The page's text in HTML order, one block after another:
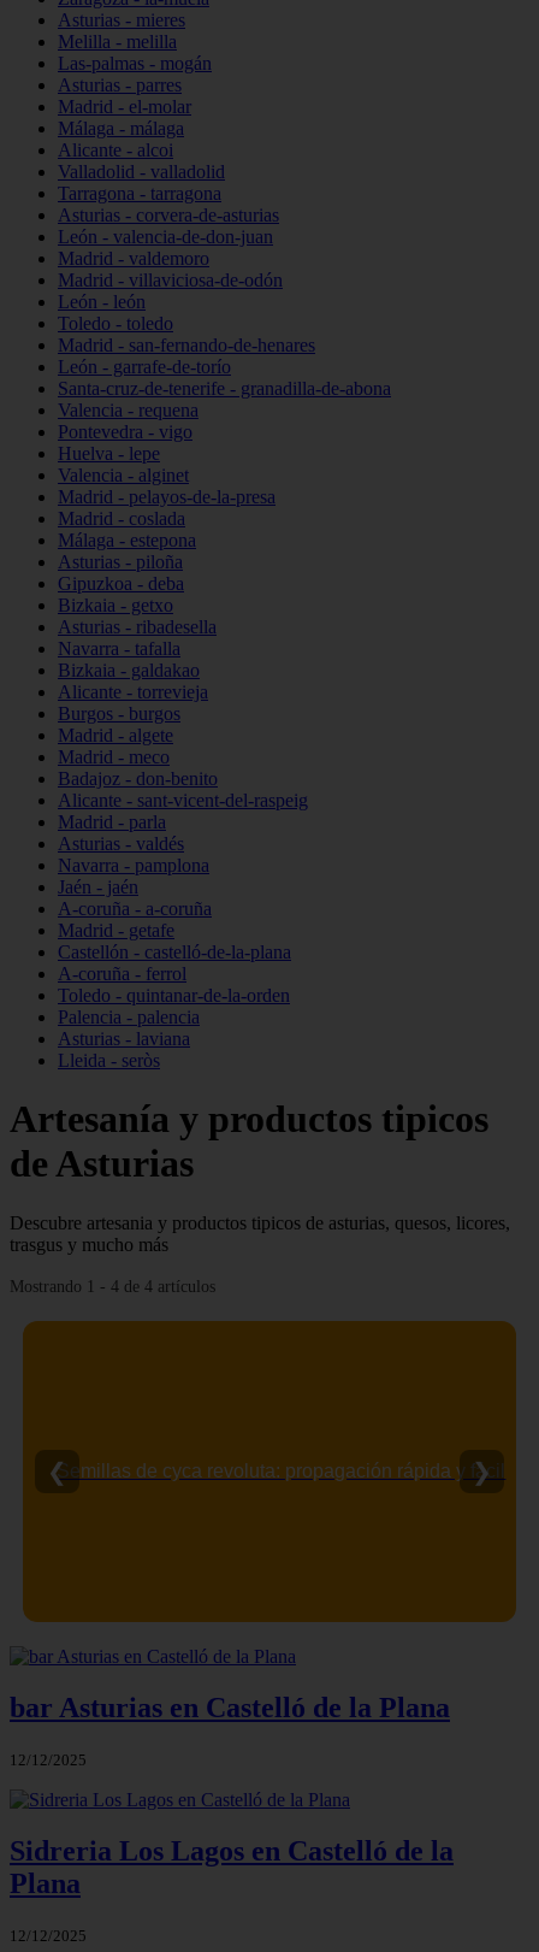
Asturias - mieres
Melilla - melilla
Las-palmas - mogán
Asturias - parres
Madrid - el-molar
Málaga - málaga
Alicante - alcoi
Valladolid - valladolid
Tarragona - tarragona
Asturias - corvera-de-asturias
León - valencia-de-don-juan
Madrid - valdemoro
Madrid - villaviciosa-de-odón
León - león
Toledo - toledo
Madrid - san-fernando-de-henares
León - garrafe-de-torío
Santa-cruz-de-tenerife - granadilla-de-abona
Valencia - requena
Pontevedra - vigo
Huelva - lepe
Valencia - alginet
Madrid - pelayos-de-la-presa
Madrid - coslada
Málaga - estepona
Asturias - piloña
Gipuzkoa - deba
Bizkaia - getxo
Asturias - ribadesella
Navarra - tafalla
Bizkaia - galdakao
Alicante - torrevieja
Burgos - burgos
Madrid - algete
Madrid - meco
Badajoz - don-benito
Alicante - sant-vicent-del-raspeig
Madrid - parla
Asturias - valdés
Navarra - pamplona
Jaén - jaén
A-coruña - a-coruña
Madrid - getafe
Castellón - castelló-de-la-plana
A-coruña - ferrol
Toledo - quintanar-de-la-orden
Palencia - palencia
Asturias - laviana
Lleida - seròs
Artesanía y productos tipicos
de Asturias
Descubre artesania y productos tipicos de asturias, quesos, licores,
trasgus y mucho más
Mostrando 1 - 4 de 4 artículos
Semillas de cyca revoluta: propagación rápida y fácil
❮ ❯
bar Asturias en Castelló de la Plana
12/12/2025
Sidreria Los Lagos en Castelló de la
Plana
12/12/2025